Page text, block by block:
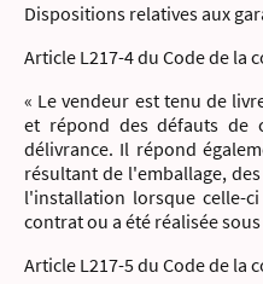
Dispositions relatives aux
Article L217-4 du Code de la
« Le vendeur est tenu de
et répond des défauts de
délivrance. Il répond
résultant de l'emballage,
l'installation lorsque celle-
contrat ou a été réalisée
Article L217-5 du Code de la